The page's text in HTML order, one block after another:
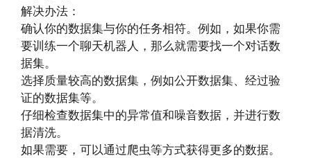
解决办法：
确认你的数据集与你的任务相符。例如，如果你需
要训练一个聊天机器人，那么就需要找一个对话数
据集。
选择质量较高的数据集，例如公开数据集、经过验
证的数据集等。
仔细检查数据集中的异常值和噪音数据，并进行数
据清洗。
如果需要，可以通过爬虫等方式获得更多的数据。